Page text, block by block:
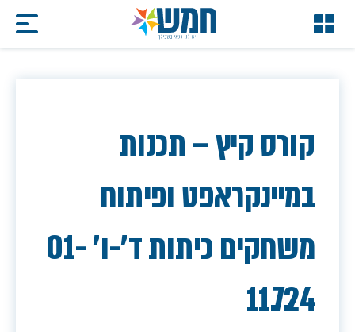
קורס קיץ – תכנות
במיינקראפט ופיתוח
משחקים כיתות ד'-ו' 01-
11.7.24